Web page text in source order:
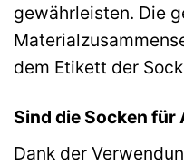
gewährleisten. Die
dem Etikett der
Sind die Socken
Dank der